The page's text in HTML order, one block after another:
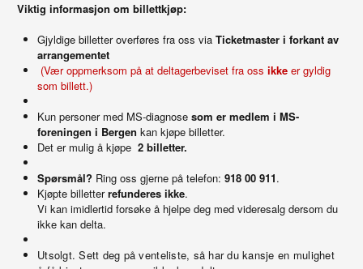
Viktig informasjon om billettkjøp:
Gjyldige billetter overføres fra oss via Ticketmaster i forkant av
arrangementet
(Vær oppmerksom på at deltagerbeviset fra oss ikke er gyldig
som billett.)
Kun personer med MS-diagnose som er medlem i MS-
foreningen i Bergen kan kjøpe billetter.
Det er mulig å kjøpe 2 billetter.
Spørsmål? Ring oss gjerne på telefon: 918 00 911.
Kjøpte billetterrefunderes ikke.
Vi kan imidlertid forsøke å hjelpe deg med videresalg dersom du
ikke kan delta.
Utsolgt. Sett deg på venteliste, så har du kansje en mulighet